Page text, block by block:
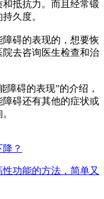
抵抗力。而且经常锻
久度。
碍的表现的，想要恢
去咨询医生检查和治
碍的表现”的介绍，
碍还有其他的症状或
？
功能的方法，简单又